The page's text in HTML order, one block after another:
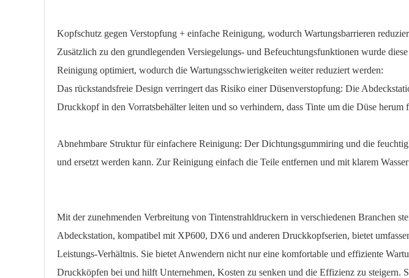
Kopfschutz gegen Verstopfung + einfache Reinigung, wodurch Wartungsbarrieren
Zusätzlich zu den grundlegenden Versiegelungs- und Befeuchtungsfunktionen wurde
Reinigung optimiert, wodurch die Wartungsschwierigkeiten weiter reduziert werden:
Das rückstandsfreie Design verringert das Risiko einer Düsenverstopfung: Die
Druckkopf in den Vorratsbehälter leiten und so verhindern, dass Tinte um die Düse herum
Abnehmbare Struktur für einfachere Reinigung: Der Dichtungsgummiring und die
und ersetzt werden kann. Zur Reinigung einfach die Teile entfernen und mit klarem
Mit der zunehmenden Verbreitung von Tintenstrahldruckern in verschiedenen Branchen
Abdeckstation, kompatibel mit XP600, DX6 und anderen Druckkopfserien, bietet
Leistungs-Verhältnis. Sie bietet Anwendern nicht nur eine komfortable und effiziente
Druckköpfen bei und hilft Unternehmen, Kosten zu senken und die Effizienz zu steigern.